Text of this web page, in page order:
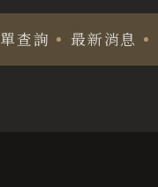
查詢 最新消息